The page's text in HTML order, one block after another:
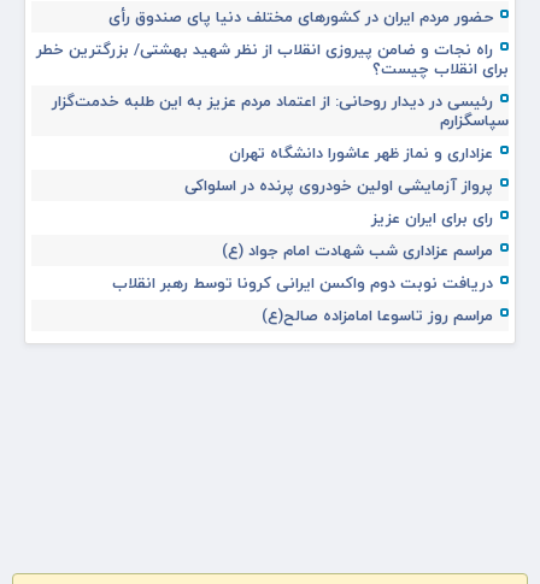
حضور مردم ایران در کشورهای مختلف دنیا پای صندوق رأی
راه نجات و ضامن پیروزی انقلاب از نظر شهید بهشتی/ بزرگترین خطر
برای انقلاب چیست؟
رئیسی در دیدار روحانی: از اعتماد مردم عزیز به این طلبه خدمت‌گزار
سپاسگزارم
عزاداری و نماز ظهر عاشورا دانشگاه تهران
پرواز آزمایشی اولین خودروی پرنده در اسلواکی
رای برای ایران عزیز
مراسم عزاداری شب شهادت امام جواد (ع)
دریافت نوبت دوم واکسن ایرانی کرونا توسط رهبر انقلاب
مراسم روز تاسوعا امامزاده صالح(ع)